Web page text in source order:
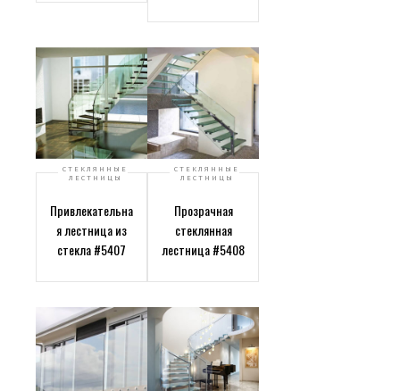
СТЕКЛЯННЫЕ
ЛЕСТНИЦЫ
Привлекательна
я лестница из
стекла #5407
СТЕКЛЯННЫЕ
ЛЕСТНИЦЫ
Прозрачная
стеклянная
лестница #5408